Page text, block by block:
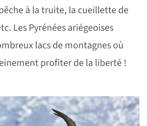
à la truite, la cueillette de
Les Pyrénées ariégeoises
lacs de montagnes où
profiter de la liberté !